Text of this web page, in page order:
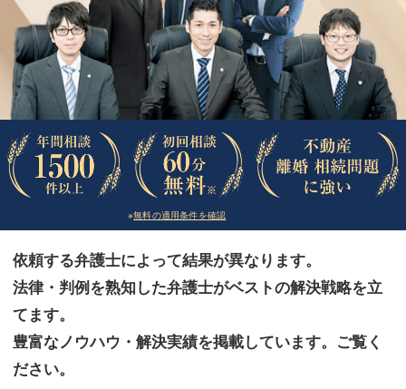
離婚（夫婦間トラブル）
企業法務
労働問題（解雇，残業等）
刑事弁護
交通事故
法律相談など（その他）
お客様へ
みずほ中央の特長・実質編
みずほ中央の特長・形式編
※無料の適用条件を確認
依頼する弁護士によって結果が異なります。
法律・判例を熟知した弁護士がベストの解決戦略を立
てます。
豊富なノウハウ・解決実績を掲載しています。ご覧く
ださい。
離婚（夫婦間トラブル）
企業法務
労働問題（解雇，残業等）
刑事弁護
交通事故
法律相談など（その他）
お客様へ
みずほ中央の特長・実質編
みずほ中央の特長・形式編